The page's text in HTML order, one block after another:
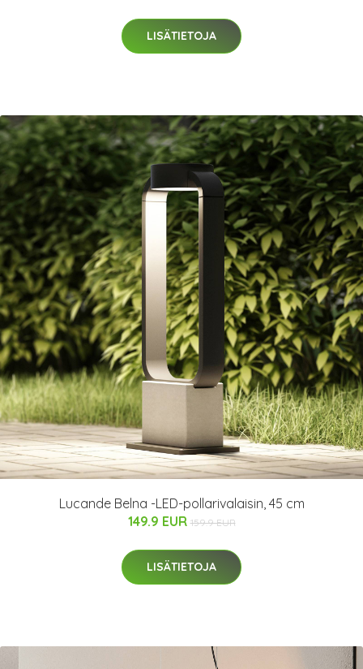
LISÄTIETOJA
Lucande Belna -LED-pollarivalaisin, 45 cm
149.9 EUR 159.9 EUR
LISÄTIETOJA